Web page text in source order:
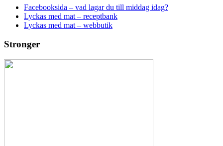
Facebooksida – vad lagar du till middag idag?
Lyckas med mat – receptbank
Lyckas med mat – webbutik
Stronger